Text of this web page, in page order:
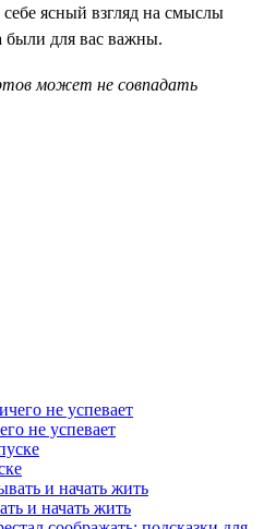
ясный взгляд на смыслы
были для вас важны.
может не совпадать
не успевает
и начать жить